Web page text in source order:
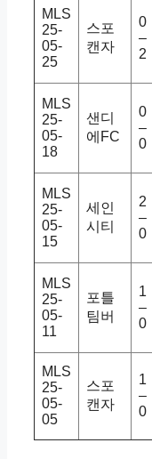
MLS
25-
05-
25
스포
캔자
0
–
2
MLS
25-
05-
18
샌디
에FC
0
–
0
MLS
25-
05-
15
세인
시티
2
–
0
MLS
25-
05-
11
포틀
팀버
1
–
0
MLS
25-
05-
05
스포
캔자
1
–
0